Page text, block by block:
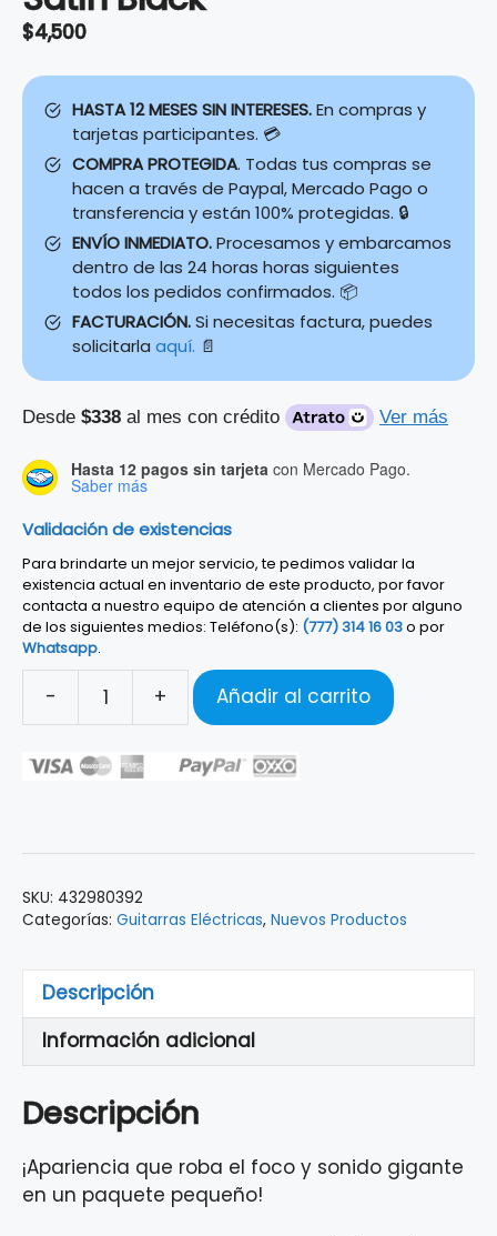
$4,500
HASTA 12 MESES SIN INTERESES.En compras y
tarjetas participantes. 💳
COMPRA PROTEGIDA. Todas tus compras se
hacen a través de Paypal, Mercado Pago o
transferencia y están 100% protegidas. 🔒
ENVÍO INMEDIATO.Procesamos y embarcamos
dentro de las 24 horas horas siguientes
todos los pedidos confirmados. 📦
FACTURACIÓN.Si necesitas factura, puedes
solicitarla aquí. 📄
Desde $338 al mes con crédito Ver más
Hasta 12 pagos sin tarjeta con Mercado Pago.
Saber más
Validación de existencias
Para brindarte un mejor servicio, te pedimos validar la
existencia actual en inventario de este producto, por favor
contacta a nuestro equipo de atención a clientes por alguno
de los siguientes medios: Teléfono(s): (777) 314 16 03o por
Whatsapp.
-
Guitarra
Jackson
RR
Satin
+ Añadir al carrito
SKU: 432980392
Categorías: Guitarras Eléctricas, Nuevos Productos
Descripción
Información adicional
Descripción
¡Apariencia que roba el foco y sonido gigante
en un paquete pequeño!